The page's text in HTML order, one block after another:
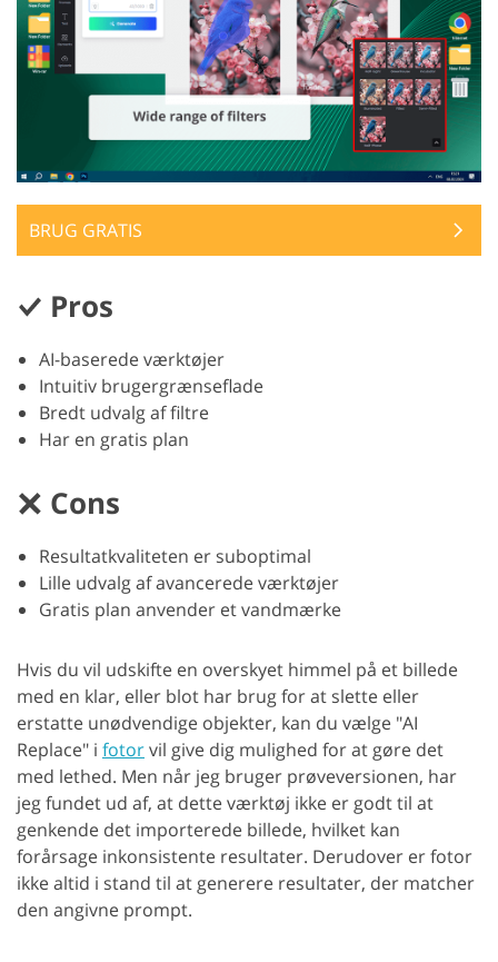
BRUG GRATIS
Pros
AI-baserede værktøjer
Intuitiv brugergrænseflade
Bredt udvalg af filtre
Har en gratis plan
Cons
Resultatkvaliteten er suboptimal
Lille udvalg af avancerede værktøjer
Gratis plan anvender et vandmærke
Hvis du vil udskifte en overskyet himmel på et billede
med en klar, eller blot har brug for at slette eller
erstatte unødvendige objekter, kan du vælge "AI
Replace" i fotorvil give dig mulighed for at gøre det
med lethed. Men når jeg bruger prøveversionen, har
jeg fundet ud af, at dette værktøj ikke er godt til at
genkende det importerede billede, hvilket kan
forårsage inkonsistente resultater. Derudover er fotor
ikke altid i stand til at generere resultater, der matcher
den angivne prompt.